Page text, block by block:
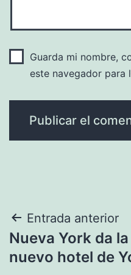
Guarda mi nombre,
este navegador para
Navegación
de
Entrada anterior
Nueva York da
nuevo hotel de